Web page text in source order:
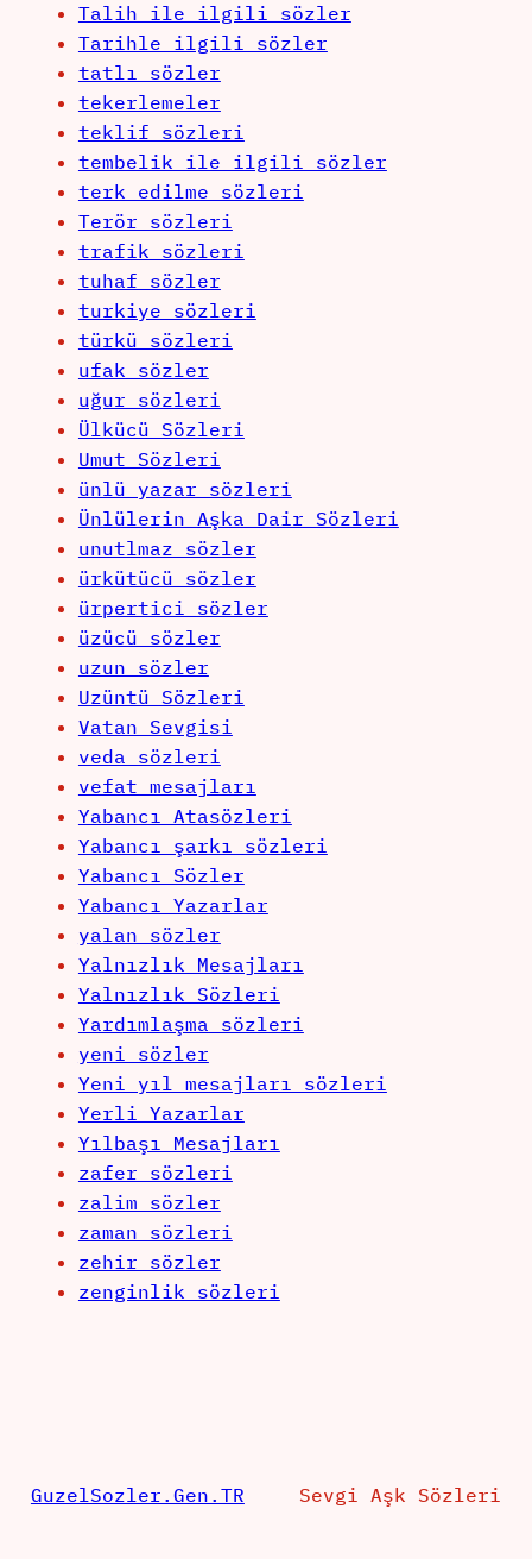
Talih ile ilgili sözler
Tarihle ilgili sözler
tatlı sözler
tekerlemeler
teklif sözleri
tembelik ile ilgili sözler
terk edilme sözleri
Terör sözleri
trafik sözleri
tuhaf sözler
turkiye sözleri
türkü sözleri
ufak sözler
uğur sözleri
Ülkücü Sözleri
Umut Sözleri
ünlü yazar sözleri
Ünlülerin Aşka Dair Sözleri
unutlmaz sözler
ürkütücü sözler
ürpertici sözler
üzücü sözler
uzun sözler
Uzüntü Sözleri
Vatan Sevgisi
veda sözleri
vefat mesajları
Yabancı Atasözleri
Yabancı şarkı sözleri
Yabancı Sözler
Yabancı Yazarlar
yalan sözler
Yalnızlık Mesajları
Yalnızlık Sözleri
Yardımlaşma sözleri
yeni sözler
Yeni yıl mesajları sözleri
Yerli Yazarlar
Yılbaşı Mesajları
zafer sözleri
zalim sözler
zaman sözleri
zehir sözler
zenginlik sözleri
GuzelSozler.Gen.TR Sevgi Aşk Sözleri